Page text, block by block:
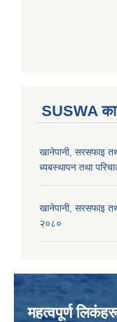
SUSWA
खानेपानी, सरसफाइ
ब्यबस्थापन तथा
खानेपानी, सरसफाइ
२०८०
महत्वपूर्ण